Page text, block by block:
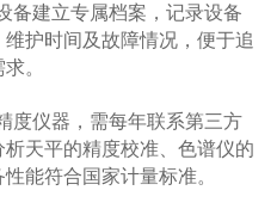
建立专属档案，记录设备
护时间及故障情况，便于追
。
仪器，需每年联系第三方
天平的精度校准、色谱仪的
能符合国家计量标准。